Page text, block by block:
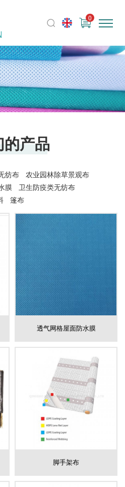
0
的产品
纺布
农业园林除草景观布
膜
卫生防疫类无纺布
篷布
透气网格屋面防水膜
脚手架布